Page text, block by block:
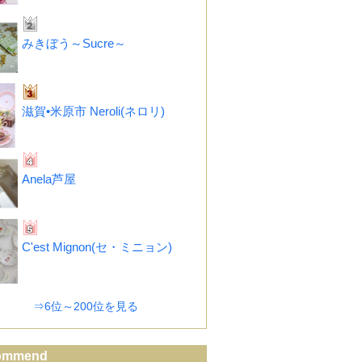
みきぼう～Sucre～
滋賀•米原市 Neroli(ネロリ)
Anela芦屋
C'est Mignon(セ・ミニョン)
⇒6位～200位を見る